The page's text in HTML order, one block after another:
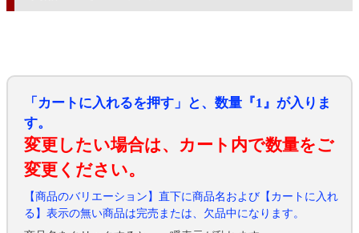
「カートに入れるを押す」と、数量『1』が入りま
す。
変更したい場合は、カート内で数量をご
変更ください。
【商品のバリエーション】直下に商品名および【カートに入れ
る】表示の無い商品は完売または、欠品中になります。